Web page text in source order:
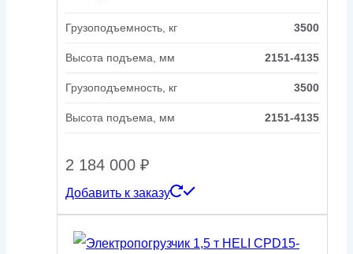
Грузоподъемность, кг 3500
Высота подъема, мм 2151-4135
Грузоподъемность, кг 3500
Высота подъема, мм 2151-4135
2 184 000 ₽
Добавить к заказу